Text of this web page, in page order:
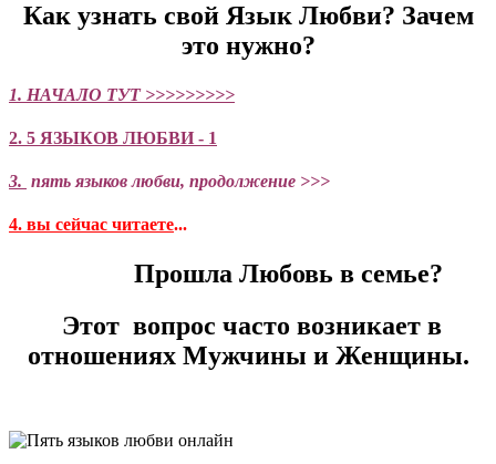
Как узнать свой Язык Любви? Зачем
это нужно?
1. НАЧАЛО ТУТ >>>>>>>>>
2. 5 ЯЗЫКОВ ЛЮБВИ - 1
3. пять языков любви, продолжение >>>
4. вы сейчас читаете...
Прошла Любовь в семье?
Этот вопрос часто возникает в
отношениях Мужчины и Женщины.